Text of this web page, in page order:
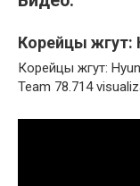
Корейцы жгут:
Корейцы жгут:
Team 78.714